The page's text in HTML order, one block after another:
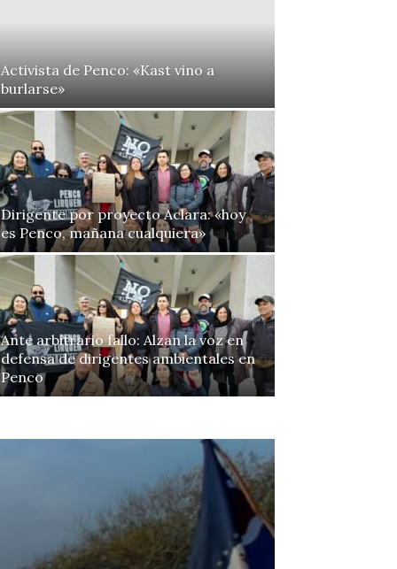
Activista de Penco: «Kast vino a
burlarse»
Dirigente por proyecto Aclara: «hoy
es Penco, mañana cualquiera»
Ante arbitrario fallo: Alzan la voz en
defensa de dirigentes ambientales en
Penco
Continue to the category